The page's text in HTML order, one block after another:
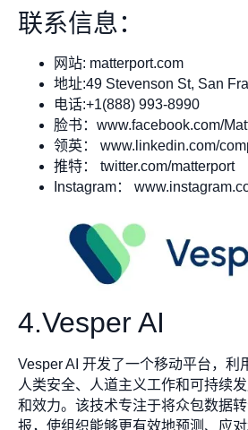
联系信息：
网站: matterport.com
地址:49 Stevenson St, San
电话:+1(888) 993-8990
脸书：www.facebook.com/
领英： www.linkedin.com/
推特： twitter.com/matterport
Instagram：
4.Vesper AI
Vesper AI 开发了一个移动平台，利
人类安全、人道主义工作和可持续
和效力。该技术专注于将众包数据
报，使组织能够更有效地预测、应